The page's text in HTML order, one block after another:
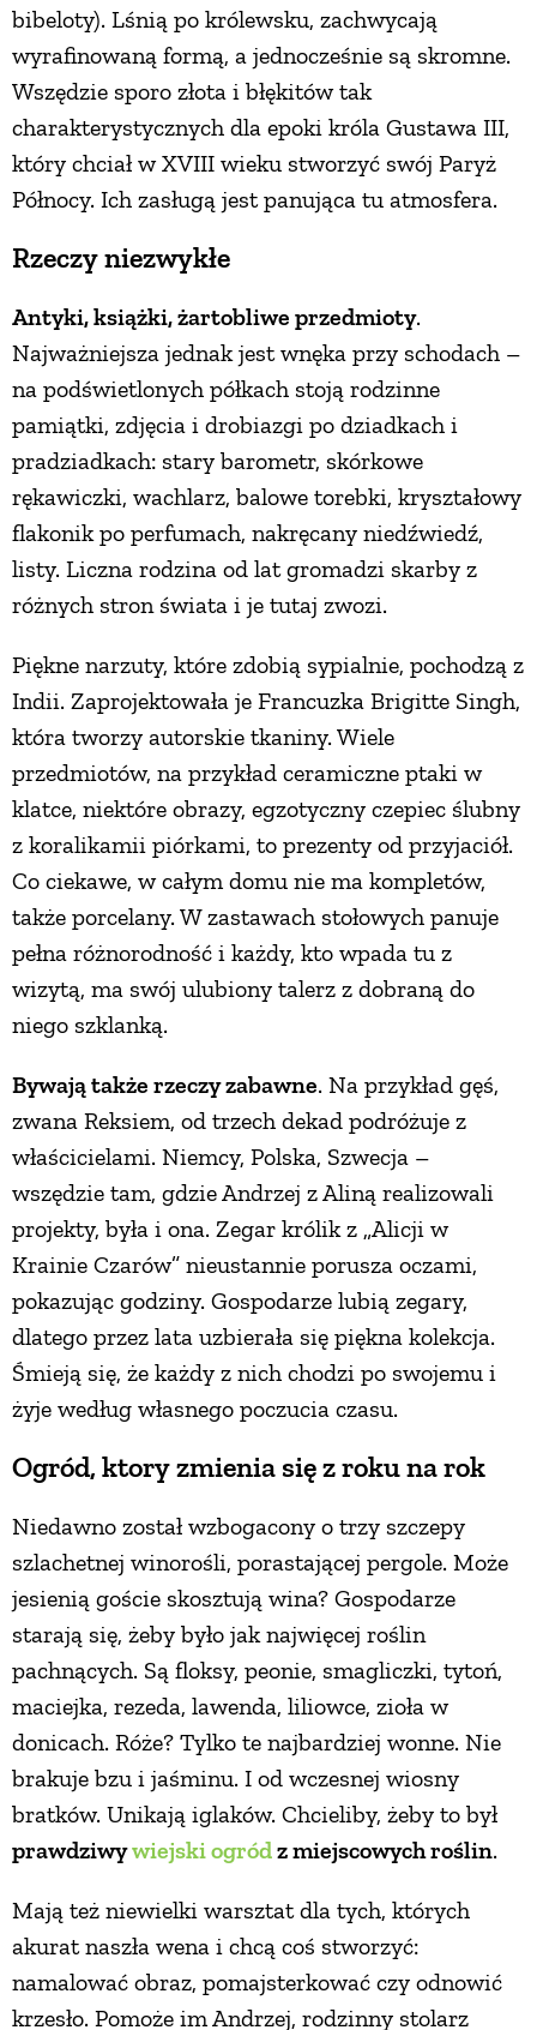
bibeloty). Lśnią po królewsku, zachwycają
wyrafinowaną formą, a jednocześnie są skromne.
Wszędzie sporo złota i błękitów tak
charakterystycznych dla epoki króla Gustawa III,
który chciał w XVIII wieku stworzyć swój Paryż
Północy. Ich zasługą jest panująca tu atmosfera.
Rzeczy niezwykłe
Antyki, książki, żartobliwe przedmioty.
Najważniejsza jednak jest wnęka przy schodach –
na podświetlonych półkach stoją rodzinne
pamiątki, zdjęcia i drobiazgi po dziadkach i
pradziadkach: stary barometr, skórkowe
rękawiczki, wachlarz, balowe torebki, kryształowy
flakonik po perfumach, nakręcany niedźwiedź,
listy. Liczna rodzina od lat gromadzi skarby z
różnych stron świata i je tutaj zwozi.
Piękne narzuty, które zdobią sypialnie, pochodzą z
Indii. Zaprojektowała je Francuzka Brigitte Singh,
która tworzy autorskie tkaniny. Wiele
przedmiotów, na przykład ceramiczne ptaki w
klatce, niektóre obrazy, egzotyczny czepiec ślubny
z koralikamii piórkami, to prezenty od przyjaciół.
Co ciekawe, w całym domu nie ma kompletów,
także porcelany. W zastawach stołowych panuje
pełna różnorodność i każdy, kto wpada tu z
wizytą, ma swój ulubiony talerz z dobraną do
niego szklanką.
Bywają także rzeczy zabawne. Na przykład gęś,
zwana Reksiem, od trzech dekad podróżuje z
właścicielami. Niemcy, Polska, Szwecja –
wszędzie tam, gdzie Andrzej z Aliną realizowali
projekty, była i ona. Zegar królik z „Alicji w
Krainie Czarów” nieustannie porusza oczami,
pokazując godziny. Gospodarze lubią zegary,
dlatego przez lata uzbierała się piękna kolekcja.
Śmieją się, że każdy z nich chodzi po swojemu i
żyje według własnego poczucia czasu.
Ogród, ktory zmienia się z roku na rok
Niedawno został wzbogacony o trzy szczepy
szlachetnej winorośli, porastającej pergole. Może
jesienią goście skosztują wina? Gospodarze
starają się, żeby było jak najwięcej roślin
pachnących. Są floksy, peonie, smagliczki, tytoń,
maciejka, rezeda, lawenda, liliowce, zioła w
donicach. Róże? Tylko te najbardziej wonne. Nie
brakuje bzu i jaśminu. I od wczesnej wiosny
bratków. Unikają iglaków. Chcieliby, żeby to był
prawdziwywiejski ogródz miejscowych roślin.
Mają też niewielki warsztat dla tych, których
akurat naszła wena i chcą coś stworzyć:
namalować obraz, pomajsterkować czy odnowić
krzesło. Pomoże im Andrzej, rodzinny stolarz